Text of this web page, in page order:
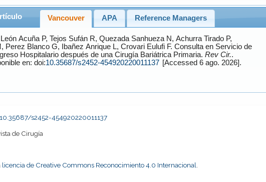
Vancouver APA Reference Managers
León AcuñaP, Tejos SufánR, Quezada SanhuezaN, Achurra TiradoP,
Perez BlancoG, Ibañez AnriqueL, Crovari EulufiF. Consulta en Servicio de
Hospitalario después de una Cirugía Bariátrica Primaria. Rev Cir..
Disponible en: doi:10.35687/s2452-454920220011137
[Accessed 6 ago. 2026].
s2452-454920220011137
de Cirugía
licencia de Creative Commons Reconocimiento 4.0 Internacional.